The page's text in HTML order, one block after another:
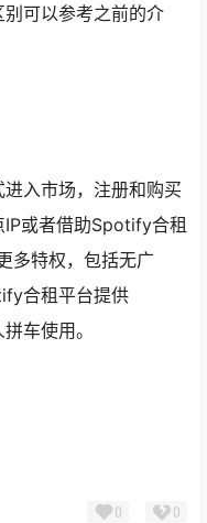
可以参考之前的介
入市场，注册和购买
或者借助Spotify合租
多特权，包括无广
合租平台提供
车使用。
0 0